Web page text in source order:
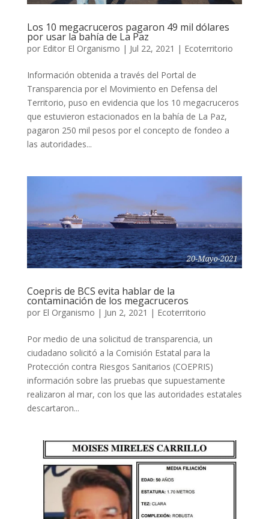
Los 10 megacruceros pagaron 49 mil dólares
por usar la bahía de La Paz
por Editor El Organismo | Jul 22, 2021 | Ecoterritorio
Información obtenida a través del Portal de
Transparencia por el Movimiento en Defensa del
Territorio, puso en evidencia que los 10 megacruceros
que estuvieron estacionados en la bahía de La Paz,
pagaron 250 mil pesos por el concepto de fondeo a
las autoridades...
Coepris de BCS evita hablar de la
contaminación de los megacruceros
por El Organismo | Jun 2, 2021 | Ecoterritorio
Por medio de una solicitud de transparencia, un
ciudadano solicitó a la Comisión Estatal para la
Protección contra Riesgos Sanitarios (COEPRIS)
información sobre las pruebas que supuestamente
realizaron al mar, con los que las autoridades estatales
descartaron...